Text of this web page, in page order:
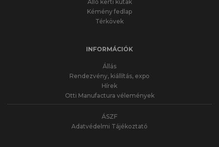
Álló kerti kutak
Kémény fedlap
Térkövek
INFORMÁCIÓK
Állás
Rendezvény, kiállítás, expo
Hírek
Otti Manufactura vélemények
ÁSZF
Adatvédelmi Tájékoztató